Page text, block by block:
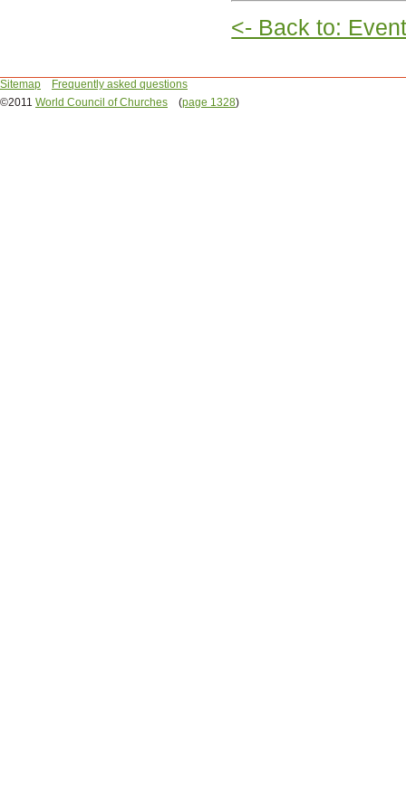
<- Back to:
Sitemap
Frequently asked questions
©2011 World Council of Churches (page 1328)